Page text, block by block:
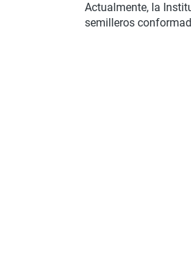
Actualmente, la
semilleros